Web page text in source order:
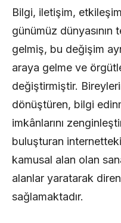
Bilgi, iletişim,
günümüz dünyasının
gelmiş, bu değişim
araya gelme ve
değiştirmiştir.
dönüştüren, bilgi
imkânlarını
buluşturan
kamusal alan olan
alanlar yaratarak
sağlamaktadır.